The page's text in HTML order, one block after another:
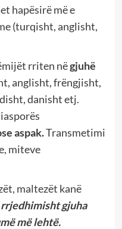
hapësirë më e
(turqisht, anglisht,
rriten nëgjuhë
anglisht, frëngjisht,
danisht etj.
aspak.Transmetimi
miteve
maltezët kanë
rrjedhimisht gjuha
më lehtë.